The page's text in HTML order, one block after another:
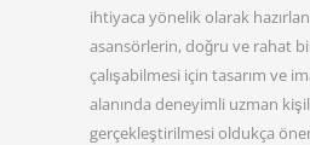
ihtiyaca yönelik olarak
asansörlerin, doğru ve rahat
çalışabilmesi için tasarım ve
alanında deneyimli uzman
gerçekleştirilmesi oldukça